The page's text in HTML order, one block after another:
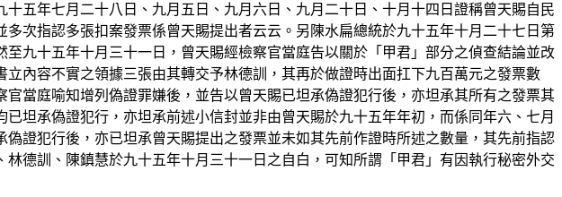
五年七月二十八日、九月五日、九月六日、九月二十日、十月十四日證稱曾天賜自民
次指認多張扣案發票係曾天賜提出者云云。另陳水扁總統於九十五年十月二十七日第
九十五年十月三十一日，曾天賜經檢察官當庭告以關於「甲君」部分之偵查結論並改
內容不實之領據三張由其轉交予林德訓，其再於做證時出面扛下九百萬元之發票數
當庭喻知增列偽證罪嫌後，並告以曾天賜已坦承偽證犯行後，亦坦承其所有之發票其
坦承偽證犯行，亦坦承前述小信封並非由曾天賜於九十五年年初，而係同年六、七月
證犯行後，亦已坦承曾天賜提出之發票並未如其先前作證時所述之數量，其先前指認
德訓、陳鎮慧於九十五年十月三十一日之自白，可知所謂「甲君」有因執行秘密外交